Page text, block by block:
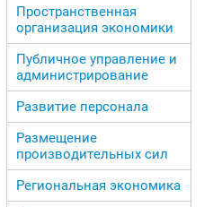
Пространственная
организация экономики
Публичное управление и
администрирование
Развитие персонала
Размещение
производительных сил
Региональная экономика